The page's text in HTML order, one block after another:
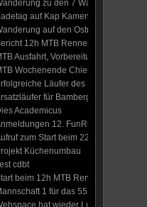
zu den 7 Wasserfällen
auf Kap Kamenjak
auf den Ostri und Goli
12h MTB Rennen Schnaittach,
Ausfahrt, Vorbereitung
Wochenende Chiemgau: 26.06.
Läufer des SUN
für Bamberger
Academicus
12. FunRun Südwest
zum Start beim 22. Rothseelauf
Küchenumbau
cdbt
beim 12h MTB Rennen in
1 für das 55.
hat wieder Luft ….